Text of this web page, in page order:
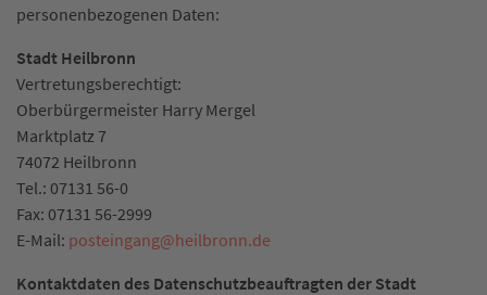
personenbezogenen Daten:
Stadt Heilbronn
Vertretungsberechtigt:
Oberbürgermeister Harry Mergel
Marktplatz 7
74072 Heilbronn
Tel.: 07131 56-0
Fax: 07131 56-2999
E-Mail: posteingang@heilbronn.de
Kontaktdaten des Datenschutzbeauftragten der Stadt